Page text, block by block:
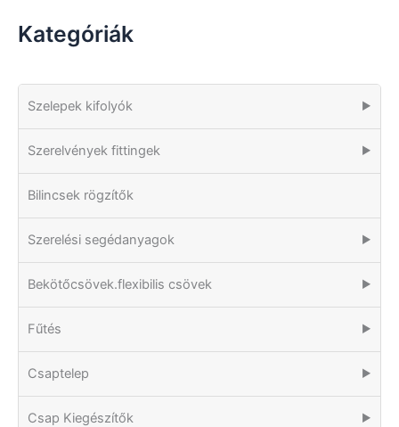
Kategóriák
Szelepek kifolyók ▶
Szerelvények fittingek ▶
Bilincsek rögzítők
Szerelési segédanyagok ▶
Bekötőcsövek.flexibilis csövek ▶
Fűtés ▶
Csaptelep ▶
Csap Kiegészítők ▶